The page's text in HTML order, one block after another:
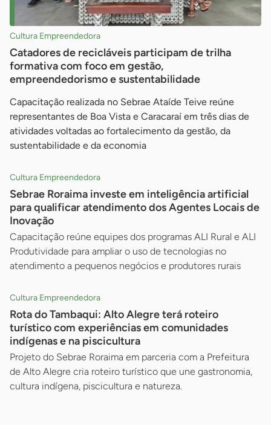
Cultura Empreendedora
Catadores de recicláveis participam de trilha
formativa com foco em gestão,
empreendedorismo e sustentabilidade
Capacitação realizada no Sebrae Ataíde Teive reúne
representantes de Boa Vista e Caracaraí em três dias de
atividades voltadas ao fortalecimento da gestão, da
sustentabilidade e da economia
Cultura Empreendedora
Sebrae Roraima investe em inteligência artificial
para qualificar atendimento dos Agentes Locais de
Inovação
Capacitação reúne equipes dos programas ALI Rural e ALI
Produtividade para ampliar o uso de tecnologias no
atendimento a pequenos negócios e produtores rurais
Cultura Empreendedora
Rota do Tambaqui: Alto Alegre terá roteiro
turístico com experiências em comunidades
indígenas e na piscicultura
Projeto do Sebrae Roraima em parceria com a Prefeitura
de Alto Alegre cria roteiro turístico que une gastronomia,
cultura indígena, piscicultura e natureza.